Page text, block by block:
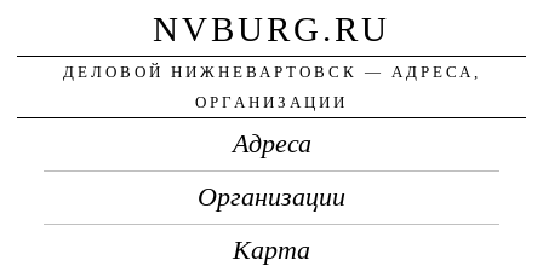
NVBURG.RU
ДЕЛОВОЙ НИЖНЕВАРТОВСК — АДРЕСА,
ОРГАНИЗАЦИИ
Адреса
Организации
Карта